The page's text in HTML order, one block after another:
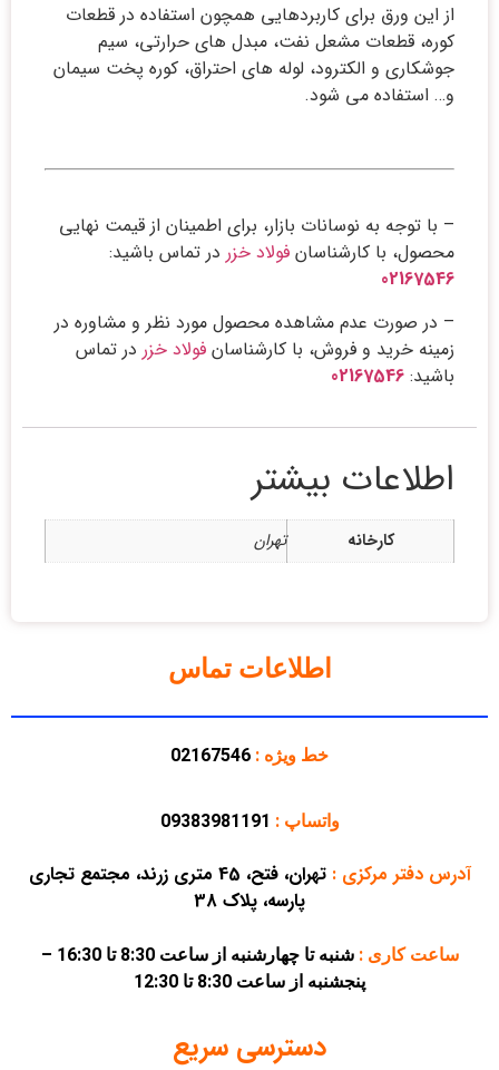
از این ورق برای کاربردهایی همچون استفاده در قطعات
کوره، قطعات مشعل نفت، مبدل های حرارتی، سیم
جوشکاری و الکترود، لوله های احتراق، کوره پخت سیمان
و… استفاده می شود.
– با توجه به نوسانات بازار، برای اطمینان از قیمت نهایی
محصول، با کارشناسان فولاد خزر در تماس باشید:
02167546
– در صورت عدم مشاهده محصول مورد نظر و مشاوره در
زمینه خرید و فروش، با کارشناسان فولاد خزر در تماس
باشید: 02167546
اطلاعات بیشتر
کارخانه تهران
اطلاعات تماس
خط ویژه : 02167546
واتساپ : 09383981191
آدرس دفتر مرکزی:
تهران، فتح، 45 متری زرند، مجتمع تجاری
پارسه، پلاک 38
ساعت کاری :
شنبه تا چهارشنبه از ساعت 8:30 تا 16:30 –
پنجشنبه از ساعت 8:30 تا 12:30
دسترسی سریع